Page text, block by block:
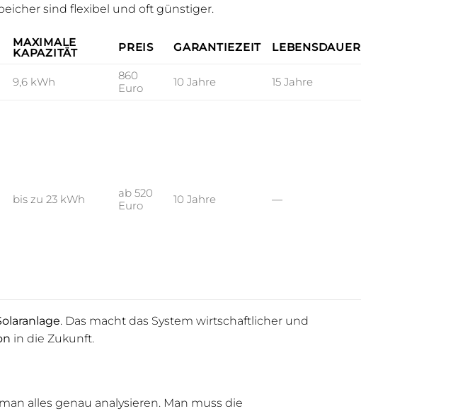
sind flexibel und oft günstiger.
MAXIMALE
KAPAZITÄT
PREIS GARANTIEZEIT LEBENSDAUER
9,6 kWh
860
Euro
10 Jahre 15 Jahre
bis zu 23 kWh
ab 520
Euro
10 Jahre —
. Das macht das System wirtschaftlicher und
in die Zukunft.
alles genau analysieren. Man muss die